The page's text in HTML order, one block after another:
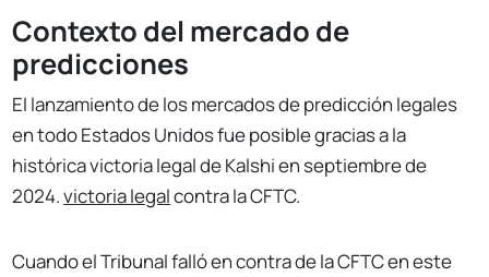
Contexto del mercado de
predicciones
El lanzamiento de los mercados de predicción legales
en todo Estados Unidos fue posible gracias a la
histórica victoria legal de Kalshi en septiembre de
2024.victoria legalcontra la CFTC.
Cuando el Tribunal falló en contra de la CFTC en este